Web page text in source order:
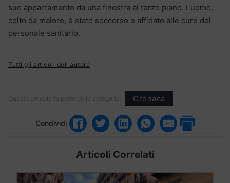
suo appartamento da una finestra al terzo piano. L’uomo,
colto da malore, è stato soccorso e affidato alle cure del
personale sanitario.
Tutti gli articoli dell'autore
Questo articolo fa parte delle categorie: Cronaca
Condividi
Articoli Correlati